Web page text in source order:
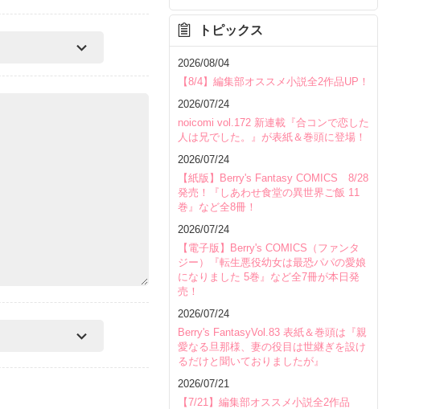
トピックス
2026/08/04
【8/4】編集部オススメ小説全2作品UP！
2026/07/24
noicomi vol.172 新連載『合コンで恋した
人は兄でした。』が表紙＆巻頭に登場！
2026/07/24
【紙版】Berry's Fantasy COMICS 8/28
発売！『しあわせ食堂の異世界ご飯 11
巻』など全8冊！
2026/07/24
【電子版】Berry's COMICS（ファンタ
ジー）『転生悪役幼女は最恐パパの愛娘
になりました 5巻』など全7冊が本日発
売！
2026/07/24
Berry's FantasyVol.83 表紙＆巻頭は『親
愛なる旦那様、妻の役目は世継ぎを設け
るだけと聞いておりましたが』
2026/07/21
【7/21】編集部オススメ小説全2作品